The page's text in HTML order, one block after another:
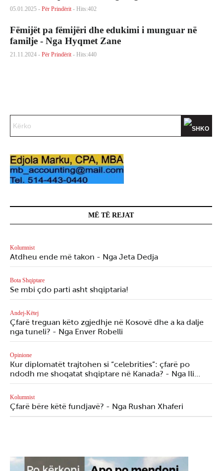
05.01.2025 - Për Prindërit- Hits:402
Fëmijët pa fëmijëri dhe edukimi i munguar në
familje - Nga Hyqmet Zane
21.11.2024 - Për Prindërit- Hits:440
MË TË REJAT
Kolumnist
Atdheu ende më takon - Nga Jeta Dedja
Bota Shqiptare
Se mbi çdo parti asht shqiptaria!
Andej-Këtej
Çfarë treguan këto zgjedhje në Kosovë dhe a ka dalje
nga tuneli? - Nga Enver Robelli
Opinione
Kur diplomatët trajtohen si “celebrities”: çfarë po
ndodh me shoqatat shqiptare në Kanada? - Nga Ili…
Kolumnist
Çfarë bëre këtë fundjavë? - Nga Rushan Xhaferi